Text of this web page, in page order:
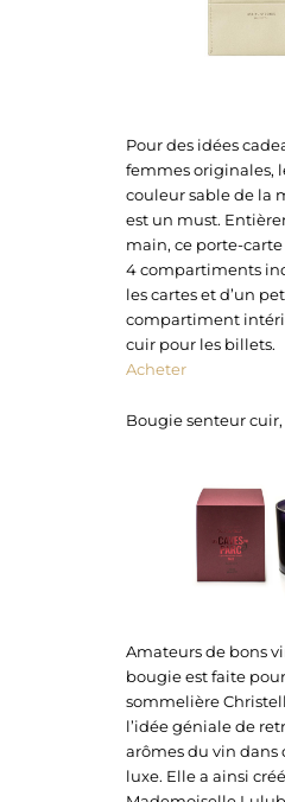
Pour des idées
femmes originales,
couleur sable de la
est un must.
main, ce porte-
4 compartiments
les cartes et d’un
compartiment
cuir pour les billets.
Acheter
Bougie senteur cuir,
Amateurs de bons
bougie est faite
sommelière
l’idée géniale de
arômes du vin dans
luxe. Elle a ainsi